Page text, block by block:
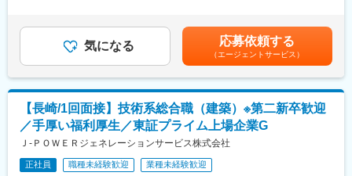
所利用など、安心して働ける福利厚生が整っています。
◎ 充実した教育・研修制度
教育・研修制度を通じて、着実なキャリアアップを支援します。
（1） 資格取得向け外部講習は上限なく会社負担。平日の研修も
業務時間扱い。
（2） 資格試験の受験料、旅費・交通費・宿泊費は全額会社負
担。
（3） 合格時は祝金支給（技術士30万円、施工管理3～10万
円）。
（4） 各拠点の合格者である先輩が、試験傾向や面接対策まで手
【建築設備の技術総括】
・火力発電所の建築設備に係る技術総括及び社内外調整
■1日の流れ：
▼8:20出社
▼8:30ミーティング、メールやスケジュールのチェック
▼9:00修繕作業対応等
▼13:00各自スケジュール管理による、デスクワーク、各種資料作
成
名：680万円・40歳扶養2名：810万円※1.上記年収は本店勤務にて
試算、残業手当21H/円を含む※2.社宅、寮、借上げ社宅はモデル年
収に含まれません。賃金はあくまでも目安の金額であり、選考を
通じて上下する可能性があります。月給(月額)は固定手当を含めた
表記です。
気になる 応募依頼する
（エージェントサービス）
【長崎/1回面接】技術系総合職（建築）※第二新卒歓迎
／手厚い福利厚生／東証プライム上場企業G
Ｊ‐ＰＯＷＥＲジェネレーションサービス株式会社
正社員 職種未経験歓迎 業種未経験歓迎